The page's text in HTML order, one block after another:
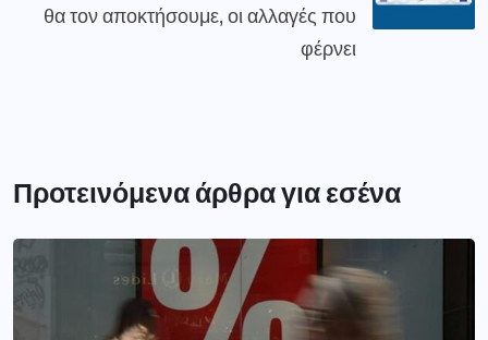
θα τον αποκτήσουμε, οι αλλαγές που
φέρνει
Προτεινόμενα άρθρα για εσένα